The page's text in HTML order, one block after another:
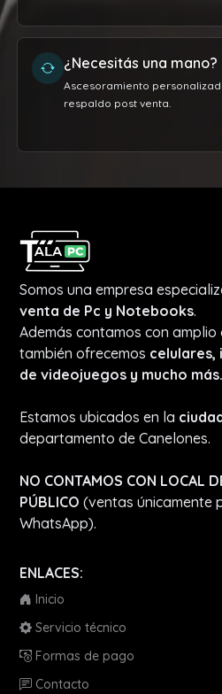
¿Necesitás una mano?
Ascesoramiento
respaldo post venta.
Somos una empresa
venta de Pc y Notebooks.
Además contamos con
también ofrecemos celulares,
de videojuegos y mucho
Estamos ubicados en la
departamento de Canelones.
NO CONTAMOS CON LOCAL
PÚBLICO (ventas únicamente
WhatsApp).
ENLACES:
Inicio
Servicio técnico
Formas de pago
Contacto